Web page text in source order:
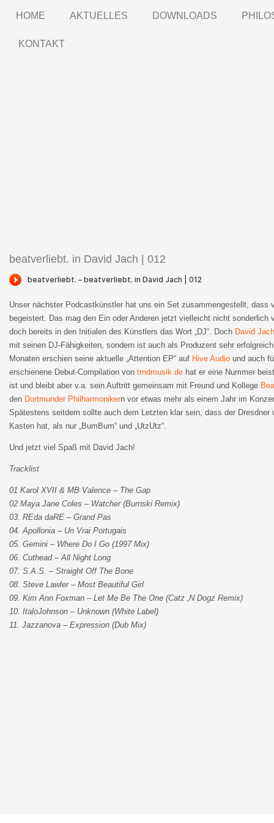
HOME AKTUELLES DOWNLOADS
KONTAKT
beatverliebt. in David Jach | 012
Unser nächster Podcastkünstler hat uns ein Set zusammengestellt, dass
begeistert. Das mag den Ein oder Anderen jetzt vielleicht nicht sonderlich
doch bereits in den Initialen des Künstlers das Wort „DJ“. Doch David Jach
mit seinen DJ-Fähigkeiten, sondern ist auch als Produzent sehr
Monaten erschien seine aktuelle „Attention EP“ auf Hive Audio und auch
erschienene Debut-Compilation von trndmusik.de hat er eine Nummer
ist und bleibt aber v.a. sein Auftritt gemeinsam mit Freund und Kollege
den Dortmunder Philharmonikern vor etwas mehr als einem Jahr im
Spätestens seitdem sollte auch dem Letzten klar sein, dass der Dresdner
Kasten hat, als nur „BumBum“ und „UtzUtz“.
Und jetzt viel Spaß mit David Jach!
Tracklist
01 Karol XVII & MB Valence – The Gap
02 Maya Jane Coles – Watcher (Burnski Remix)
03. REda daRE – Grand Pas
04. Apollonia – Un Vrai Portugais
05. Gemini – Where Do I Go (1997 Mix)
06. Cuthead – All Night Long
07. S.A.S. – Straight Off The Bone
08. Steve Lawler – Most Beautiful Girl
09. Kim Ann Foxman – Let Me Be The One (Catz ‚N Dogz Remix)
10. ItaloJohnson – Unknown (White Label)
11. Jazzanova – Expression (Dub Mix)